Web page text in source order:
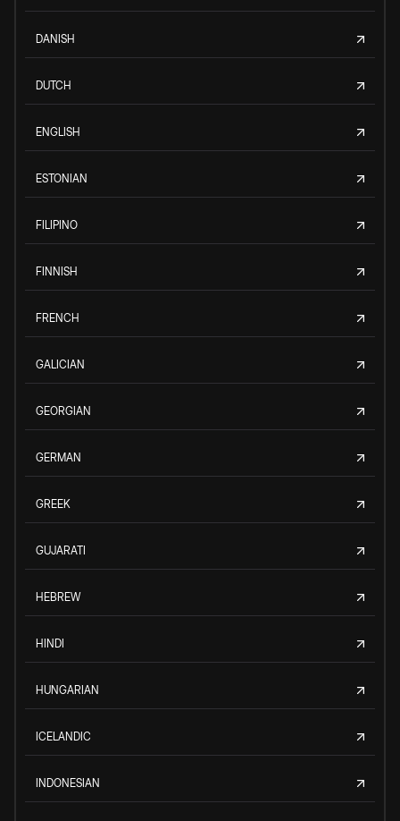
DANISH
DUTCH
ENGLISH
ESTONIAN
FILIPINO
FINNISH
FRENCH
GALICIAN
GEORGIAN
GERMAN
GREEK
GUJARATI
HEBREW
HINDI
HUNGARIAN
ICELANDIC
INDONESIAN